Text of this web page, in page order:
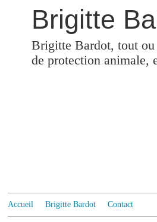
Brigitte
Brigitte Bardot, tout ou
de protection animale,
Accueil Brigitte Bardot Contact